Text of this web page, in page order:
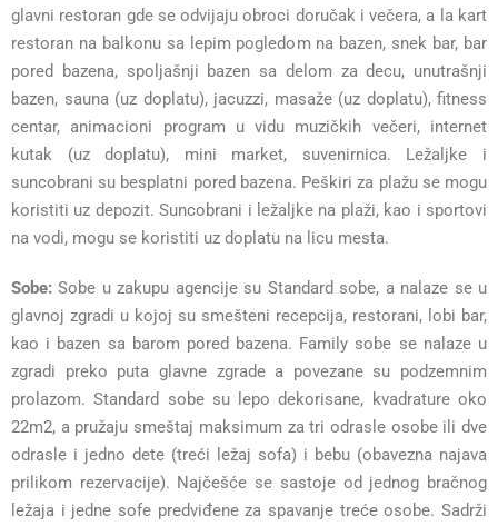
glavni restoran gde se odvijaju obroci doručak i večera, a la kart
restoran na balkonu sa lepim pogledom na bazen, snek bar, bar
pored bazena, spoljašnji bazen sa delom za decu, unutrašnji
bazen, sauna (uz doplatu), jacuzzi, masaže (uz doplatu), fitness
centar, animacioni program u vidu muzičkih večeri, internet
kutak (uz doplatu), mini market, suvenirnica. Ležaljke i
suncobrani su besplatni pored bazena. Peškiri za plažu se mogu
koristiti uz depozit. Suncobrani i ležaljke na plaži, kao i sportovi
na vodi, mogu se koristiti uz doplatu na licu mesta.
Sobe: Sobe u zakupu agencije su Standard sobe, a nalaze se u
glavnoj zgradi u kojoj su smešteni recepcija, restorani, lobi bar,
kao i bazen sa barom pored bazena. Family sobe se nalaze u
zgradi preko puta glavne zgrade a povezane su podzemnim
prolazom. Standard sobe su lepo dekorisane, kvadrature oko
22m2, a pružaju smeštaj maksimum za tri odrasle osobe ili dve
odrasle i jedno dete (treći ležaj sofa) i bebu (obavezna najava
prilikom rezervacije). Najčešće se sastoje od jednog bračnog
ležaja i jedne sofe predviđene za spavanje treće osobe. Sadrži